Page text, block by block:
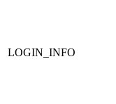
LOGIN_INFO